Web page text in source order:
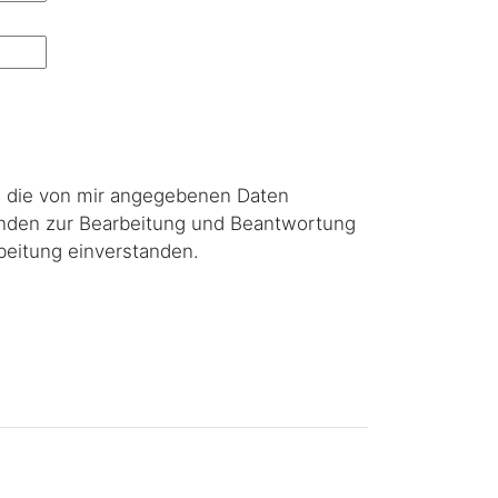
von mir angegebenen Daten
zur Bearbeitung und Beantwortung
einverstanden.